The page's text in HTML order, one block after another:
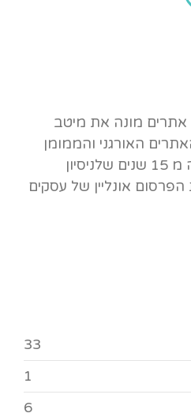
אתרים מונה את מיטב
האורגני והממומן
בישראל ובחו”ל. למעלה מ 15 שנים שלניסיון
אונליין של עסקים
33
1
6